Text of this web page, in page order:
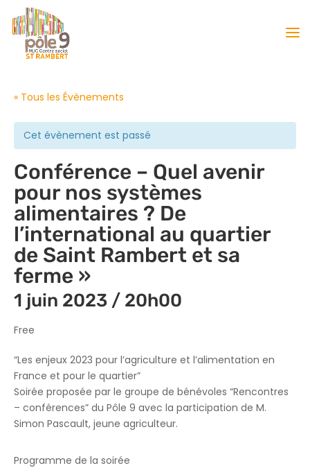
« Tous les Évènements
Cet évènement est passé
Conférence – Quel avenir
pour nos systèmes
alimentaires ? De
l’international au quartier
de Saint Rambert et sa
ferme »
1 juin 2023 / 20h00
Free
“Les enjeux 2023 pour l’agriculture et l’alimentation en
France et pour le quartier”
Soirée proposée par le groupe de bénévoles “Rencontres
– conférences” du Pôle 9 avec la participation de M.
Simon Pascault, jeune agriculteur.
Programme de la soirée